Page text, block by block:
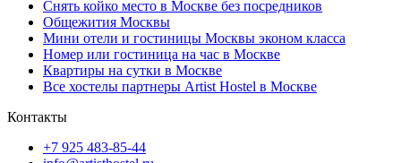
Снять койко место в Москве без посредников
Общежития Москвы
Мини отели и гостиницы Москвы эконом класса
Номер или гостиница на час в Москве
Квартиры на сутки в Москве
Все хостелы партнеры Artist Hostel в Москве
Контакты
+7 925 483-85-44